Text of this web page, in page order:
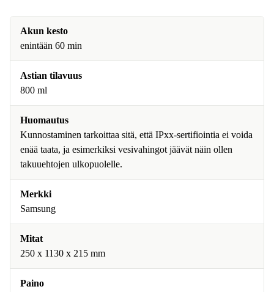
Akun kesto
enintään 60 min
Astian tilavuus
800 ml
Huomautus
Kunnostaminen tarkoittaa sitä, että IPxx-sertifiointia ei voida
enää taata, ja esimerkiksi vesivahingot jäävät näin ollen
takuuehtojen ulkopuolelle.
Merkki
Samsung
Mitat
250 x 1130 x 215 mm
Paino